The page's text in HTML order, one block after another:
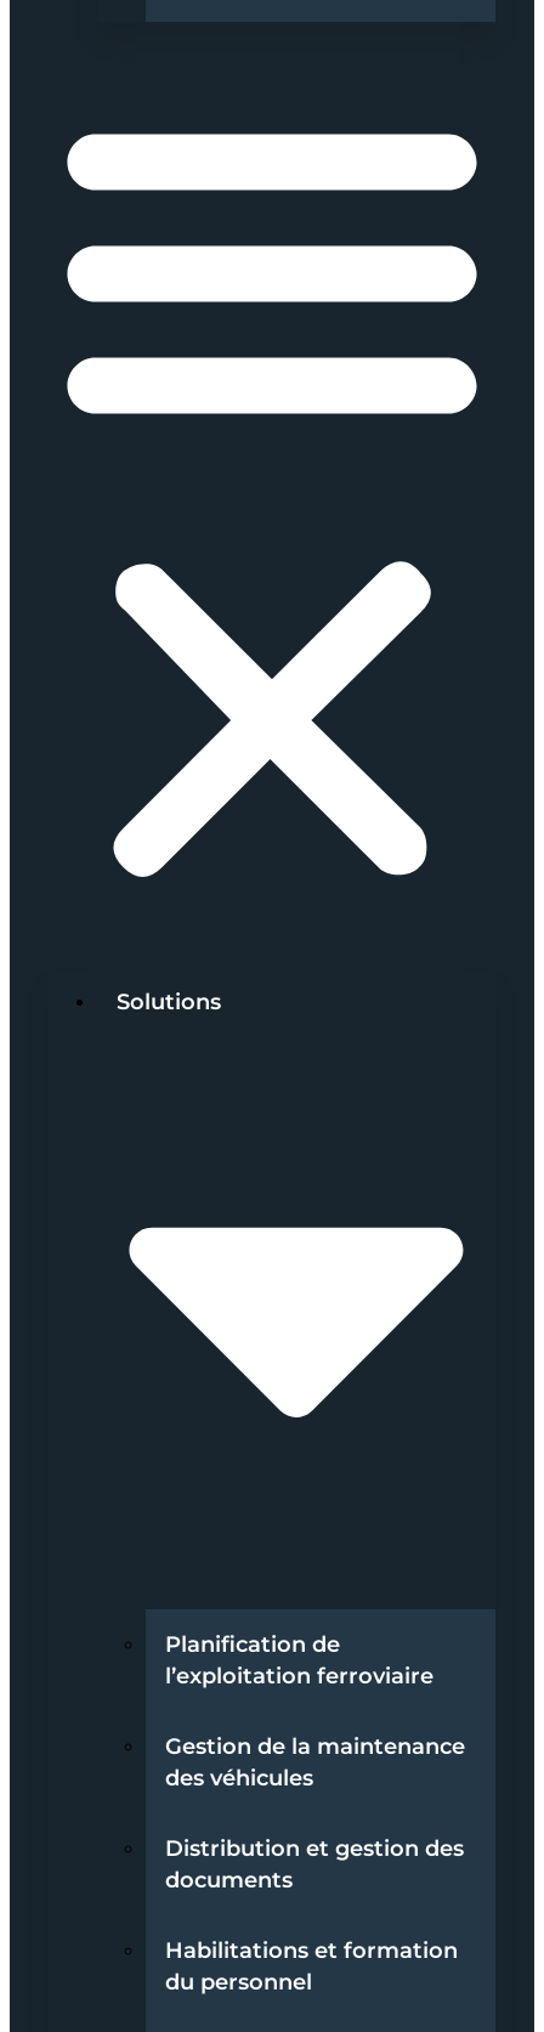
Solutions
Planification de
l’exploitation ferroviaire
Gestion de la maintenance
des véhicules
Distribution et gestion des
documents
Habilitations et formation
du personnel